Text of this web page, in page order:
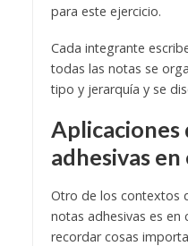
para este ejercicio.
Cada integrante
todas las notas se
tipo y jerarquía y se
Aplicaciones
adhesivas
Otro de los contextos
notas adhesivas es en
recordar cosas